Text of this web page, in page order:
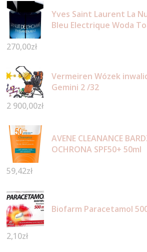
Yves Saint Laurent La
Bleu Electrique Woda
270,00zł
Vermeiren Wózek
Gemini 2 /32
2 900,00zł
AVENE CLEANANCE
OCHRONA SPF50+ 50ml
59,42zł
Biofarm Paracetamol
2,10zł